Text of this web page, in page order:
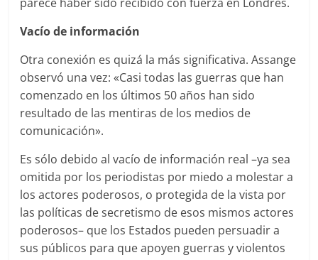
Vacío de información
Otra conexión es quizá la más significativa. Assange
observó una vez: «Casi todas las guerras que han
comenzado en los últimos 50 años han sido
resultado de las mentiras de los medios de
comunicación».
Es sólo debido al vacío de información real –ya sea
omitida por los periodistas por miedo a molestar a
los actores poderosos, o protegida de la vista por
las políticas de secretismo de esos mismos actores
poderosos– que los Estados pueden persuadir a
sus públicos para que apoyen guerras y violentos